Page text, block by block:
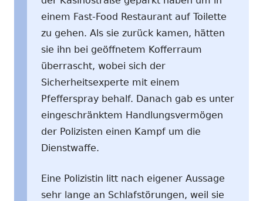
einem Fast-Food Restaurant auf Toilette
zu gehen. Als sie zurück kamen, hätten
sie ihn bei geöffnetem Kofferraum
überrascht, wobei sich der
Sicherheitsexperte mit einem
Pfefferspray behalf. Danach gab es unter
eingeschränktem Handlungsvermögen
der Polizisten einen Kampf um die
Dienstwaffe.
Eine Polizistin litt nach eigener Aussage
sehr lange an Schlafstörungen, weil sie